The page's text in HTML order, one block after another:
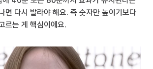
면 다시 발라야 해요. 즉 숫자만 높이기보다
르는 게 핵심이에요.